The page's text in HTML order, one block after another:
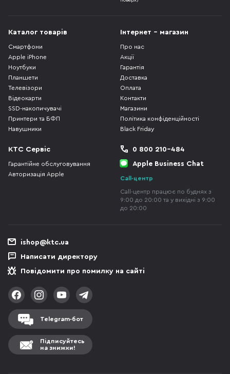
Каталог товарів
Смартфони
Apple iPhone
Ноутбуки
Планшети
Телевізори
Відеокарти
SSD-накопичувачі
Принтери та БФП
Навушники
Інтернет - магазин
Про нас
Акції
Гарантія
Доставка
Оплата
Контакти
Магазини
Політика конфіденційності
Black Friday
КТС Сервіс
Гарантійне обслуговування
Авторизація Apple
0 800 210-484
Apple Business Chat
Call-центр
Call-центр працює по буднях з
9:00 до 20:00 та у вихідні з 9:00
до 20:00
ishop@ktc.ua
Написати директору
Повідомити про помилку на сайті
Telegram-бот
Підписуйтесь
на знижки!